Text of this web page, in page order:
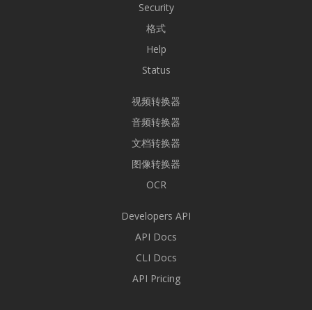
Security
格式
Help
Status
视频转换器
音频转换器
文档转换器
图像转换器
OCR
Developers API
API Docs
CLI Docs
API Pricing